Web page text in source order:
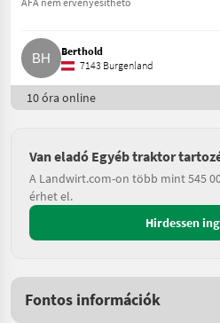
Berthold
7143 Burgenland
10 óra online
Van eladó Egyéb traktor
A Landwirt.com-on több mint 545
érhet el.
Hirdessen
Fontos információk